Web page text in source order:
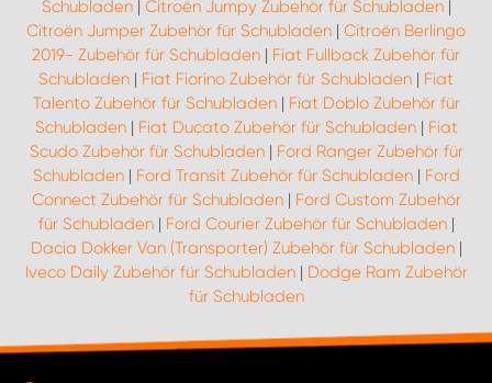
Schubladen| Citroën Jumpy Zubehör für Schubladen|
Citroën Jumper Zubehör für Schubladen | Citroën Berlingo
2019- Zubehör für Schubladen | Fiat Fullback Zubehör für
Schubladen | Fiat Fiorino Zubehör für Schubladen | Fiat
Talento Zubehör für Schubladen| Fiat Doblo Zubehör für
Schubladen| Fiat Ducato Zubehör für Schubladen| Fiat
Scudo Zubehör für Schubladen| Ford Ranger Zubehör für
Schubladen| Ford Transit Zubehör für Schubladen| Ford
Connect Zubehör für Schubladen| Ford Custom Zubehör
für Schubladen| Ford Courier Zubehör für Schubladen|
Dacia Dokker Van (Transporter) Zubehör für Schubladen|
Iveco Daily Zubehör für Schubladen| Dodge Ram Zubehör
für Schubladen